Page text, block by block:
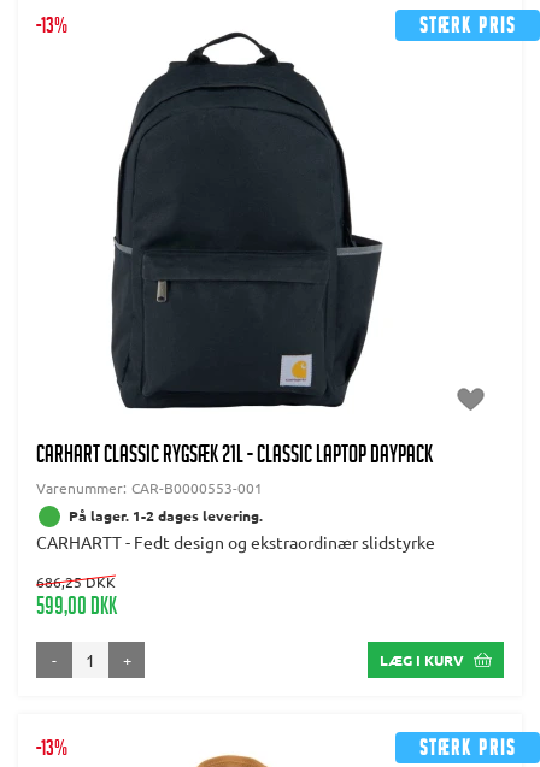
Stærk pris
-13%
CARHART CLASSIC RYGSÆK 21L - CLASSIC LAPTOP DAYPACK
Varenummer: CAR-B0000553-001
På lager. 1-2 dages levering.
CARHARTT - Fedt design og ekstraordinær slidstyrke
686,25 DKK
599,00 DKK
- + LÆG I KURV
Stærk pris
-13%